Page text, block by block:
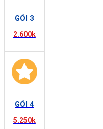
GÓI 3
2.600k
GÓI 4
5.250k